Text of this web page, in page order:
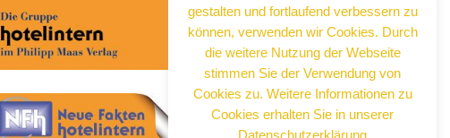
Wenn Sie noch mehr wissen wollen,
tragen Sie sich ein für einen kostenlosen
Newsletter und erhalten Sie vertiefende
Infos zu gesellschaftlichen
Entwicklungen, Kulinarik, Kunst und Kultur
in Neuss!
gestalten und fortlaufend verbessern zu
können, verwenden wir Cookies. Durch
die weitere Nutzung der Webseite
stimmen Sie der Verwendung von
Cookies zu. Weitere Informationen zu
Cookies erhalten Sie in unserer
Datenschutzerklärung